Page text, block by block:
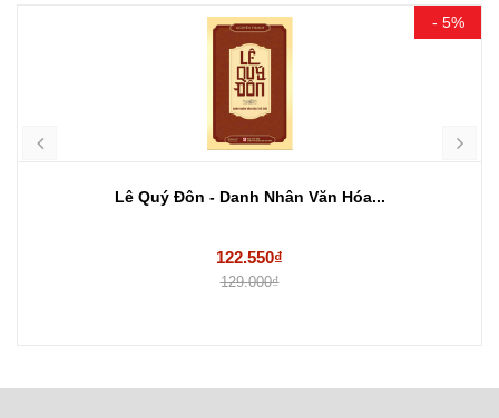
- 5%
Lê Quý Đôn - Danh Nhân Văn Hóa...
122.550₫
129.000₫